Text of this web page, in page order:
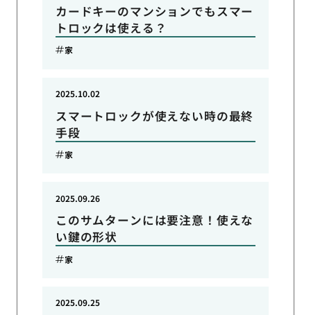
カードキーのマンションでもスマー
トロックは使える？
家
スマートロックが使えない時の最終
手段
2025.10.02
家
このサムターンには要注意！使えな
い鍵の形状
2025.09.26
家
2025.09.25